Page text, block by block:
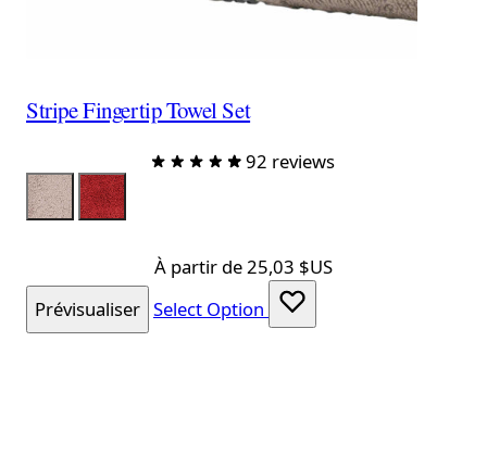
Stripe Fingertip Towel Set
92 reviews
Color
TowelTaupeTowelRed
À partir de25,03 $US
Prévisualiser Select Option